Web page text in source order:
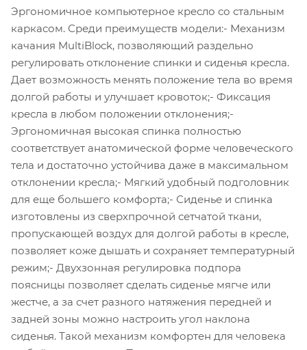
Эргономичное компьютерное кресло со стальным
каркасом. Среди преимуществ модели:- Механизм
качания MultiBlock, позволяющий раздельно
регулировать отклонение спинки и сиденья кресла.
Дает возможность менять положение тела во время
долгой работы и улучшает кровоток;- Фиксация
кресла в любом положении отклонения;-
Эргономичная высокая спинка полностью
соответствует анатомической форме человеческого
тела и достаточно устойчива даже в максимальном
отклонении кресла;- Мягкий удобный подголовник
для еще большего комфорта;- Сиденье и спинка
изготовлены из сверхпрочной сетчатой ткани,
пропускающей воздух для долгой работы в кресле,
позволяет коже дышать и сохраняет температурный
режим;- Двухзонная регулировка подпора
поясницы позволяет сделать сиденье мягче или
жестче, а за счет разного натяжения передней и
задней зоны можно настроить угол наклона
сиденья. Такой механизм комфортен для человека